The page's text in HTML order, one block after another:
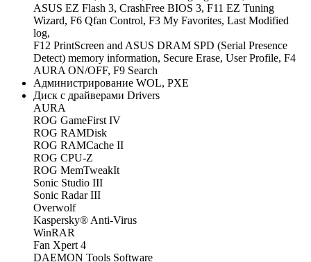
ASUS EZ Flash 3, CrashFree BIOS 3, F11 EZ Tuning
Wizard, F6 Qfan Control, F3 My Favorites, Last Modified
log,
F12 PrintScreen and ASUS DRAM SPD (Serial Presence
Detect) memory information, Secure Erase, User Profile, F4
AURA ON/OFF, F9 Search
Администрированиe WOL, PXE
Диск с драйверами Drivers
AURA
ROG GameFirst IV
ROG RAMDisk
ROG RAMCache II
ROG CPU-Z
ROG MemTweakIt
Sonic Studio III
Sonic Radar III
Overwolf
Kaspersky® Anti-Virus
WinRAR
Fan Xpert 4
DAEMON Tools Software